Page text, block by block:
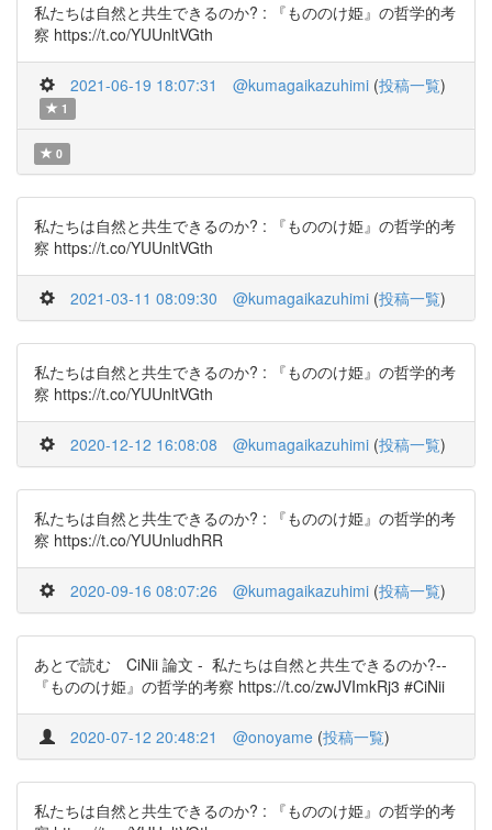
私たちは自然と共生できるのか? : 『もののけ姫』の哲学的考
察 https://t.co/YUUnltVGth
2021-06-19 18:07:31 @kumagaikazuhimi (投稿一覧)
1
0
私たちは自然と共生できるのか? : 『もののけ姫』の哲学的考
察 https://t.co/YUUnltVGth
2021-03-11 08:09:30 @kumagaikazuhimi (投稿一覧)
私たちは自然と共生できるのか? : 『もののけ姫』の哲学的考
察 https://t.co/YUUnltVGth
2020-12-12 16:08:08 @kumagaikazuhimi (投稿一覧)
私たちは自然と共生できるのか? : 『もののけ姫』の哲学的考
察 https://t.co/YUUnludhRR
2020-09-16 08:07:26 @kumagaikazuhimi (投稿一覧)
あとで読む CiNii 論文 - 私たちは自然と共生できるのか?--
『もののけ姫』の哲学的考察 https://t.co/zwJVImkRj3 #CiNii
2020-07-12 20:48:21 @onoyame (投稿一覧)
私たちは自然と共生できるのか? : 『もののけ姫』の哲学的考